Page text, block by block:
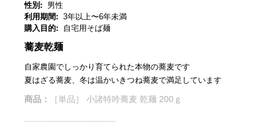
性別:
男性
利用期間: 3年以上〜6年未満
購入目的:
自宅用そば麺
蕎麦乾麺
自家農園でしっかり育てられた本物の蕎麦です
夏はざる蕎麦、冬は温かいきつね蕎麦で満足しています
商品： ［単品］ 小諸特吟蕎麦 乾麺 200ｇ